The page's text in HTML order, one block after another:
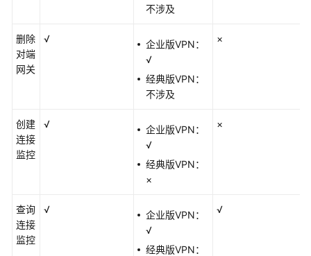
助
考
责
担
云
不涉及
删除
对端
网关
√
企业版VPN：
√
经典版VPN：
不涉及
×
创建
连接
监控
√
企业版VPN：
√
经典版VPN：
×
×
查询
连接
监控
√
企业版VPN：
√
经典版VPN：
√